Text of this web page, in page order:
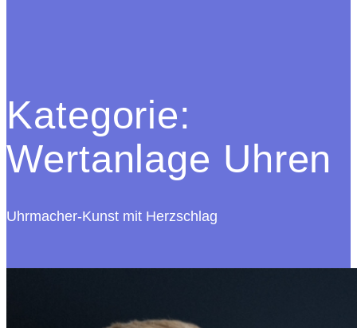
Kategorie:
Wertanlage Uhren
Uhrmacher-Kunst mit Herzschlag